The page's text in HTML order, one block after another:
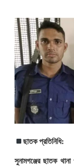
ছাতক প্রতিনিধি:
সুনামগঞ্জের ছাতক